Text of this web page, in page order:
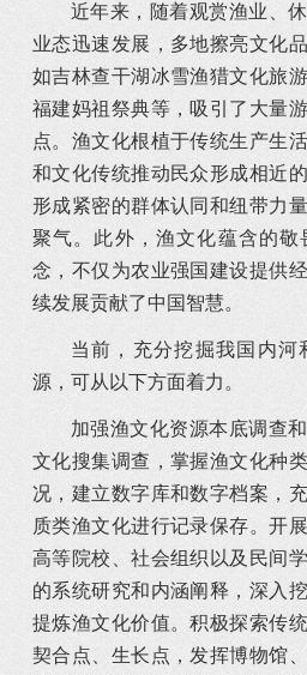
近年来，随着观赏渔业、
业态迅速发展，多地擦亮文化
如吉林查干湖冰雪渔猎文化旅
福建妈祖祭典等，吸引了大量
点。渔文化根植于传统生产生
和文化传统推动民众形成相近
形成紧密的群体认同和纽带力
聚气。此外，渔文化蕴含的敬
念，不仅为农业强国建设提供
续发展贡献了中国智慧。
当前，充分挖掘我国内河
源，可从以下方面着力。
加强渔文化资源本底调查
文化搜集调查，掌握渔文化种
况，建立数字库和数字档案，
质类渔文化进行记录保存。开
高等院校、社会组织以及民间
的系统研究和内涵阐释，深入
提炼渔文化价值。积极探索传
契合点、生长点，发挥博物馆